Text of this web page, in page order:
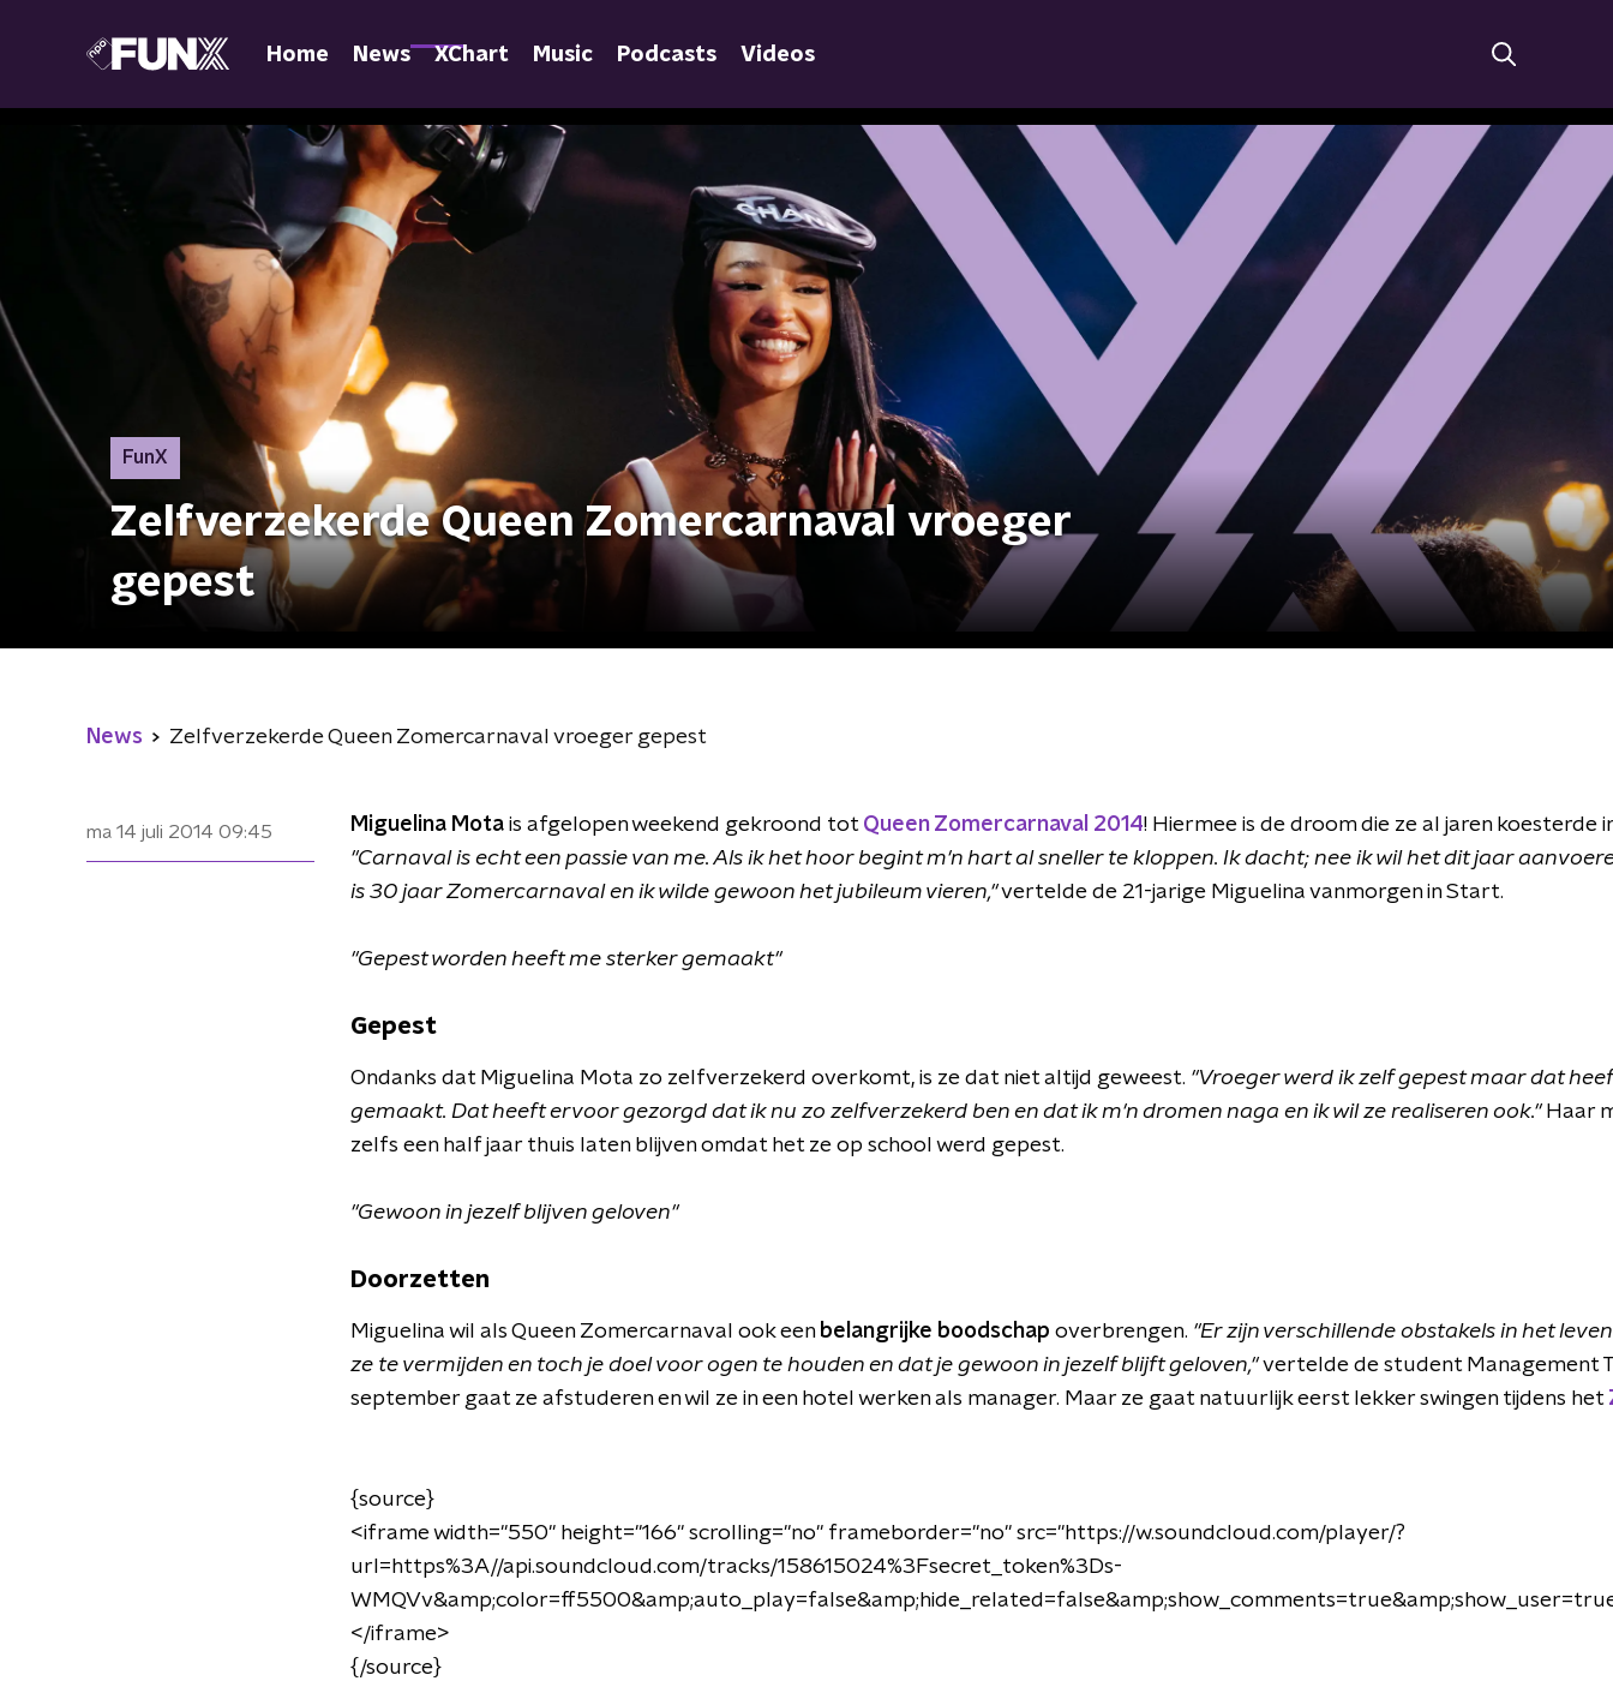
Home News XChart Music Podcasts Videos
FunX
Zelfverzekerde Queen Zomercarnaval vroeger
gepest
News Zelfverzekerde Queen Zomercarnaval vroeger gepest
ma 14 juli 2014 09:45 Miguelina Mota is afgelopen weekend gekroond tot Queen Zomercarnaval 2014! Hiermee is de droom die ze al jaren koesterde
"Carnaval is echt een passie van me. Als ik het hoor begint m'n hart al sneller te kloppen. Ik dacht; nee ik wil het dit jaar
is 30 jaar Zomercarnaval en ik wilde gewoon het jubileum vieren,"vertelde de 21-jarige Miguelina vanmorgen in Start.
"Gepest worden heeft me sterker gemaakt"
Gepest
Ondanks dat Miguelina Mota zo zelfverzekerd overkomt, is ze dat niet altijd geweest. "Vroeger werd ik zelf gepest maar dat
gemaakt. Dat heeft ervoor gezorgd dat ik nu zo zelfverzekerd ben en dat ik m'n dromen naga en ik wil ze realiseren ook."Haar
zelfs een half jaar thuis laten blijven omdat het ze op school werd gepest.
"Gewoon in jezelf blijven geloven"
Doorzetten
Miguelina wil als Queen Zomercarnaval ook een belangrijke boodschap overbrengen. "Er zijn verschillende obstakels in het
ze te vermijden en toch je doel voor ogen te houden en dat je gewoon in jezelf blijft geloven,"vertelde de student Management
september gaat ze afstuderen en wil ze in een hotel werken als manager. Maar ze gaat natuurlijk eerst lekker swingen tijdens het
{source}
<iframe width="550" height="166" scrolling="no" frameborder="no" src="https://w.soundcloud.com/player/?
url=https%3A//api.soundcloud.com/tracks/158615024%3Fsecret_token%3Ds-
</iframe>
{/source}